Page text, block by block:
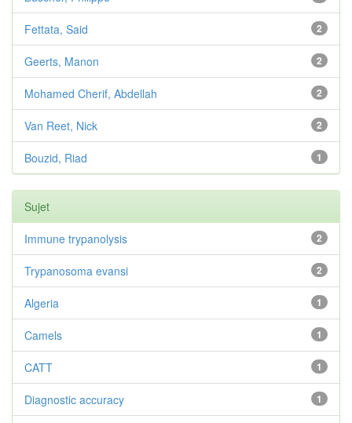
2
Fettata, Said
2
Geerts, Manon
2
Mohamed Cherif, Abdellah
2
Van Reet, Nick
1
Bouzid, Riad
Sujet
2
Immune trypanolysis
2
Trypanosoma evansi
1
Algeria
1
Camels
1
CATT
1
Diagnostic accuracy